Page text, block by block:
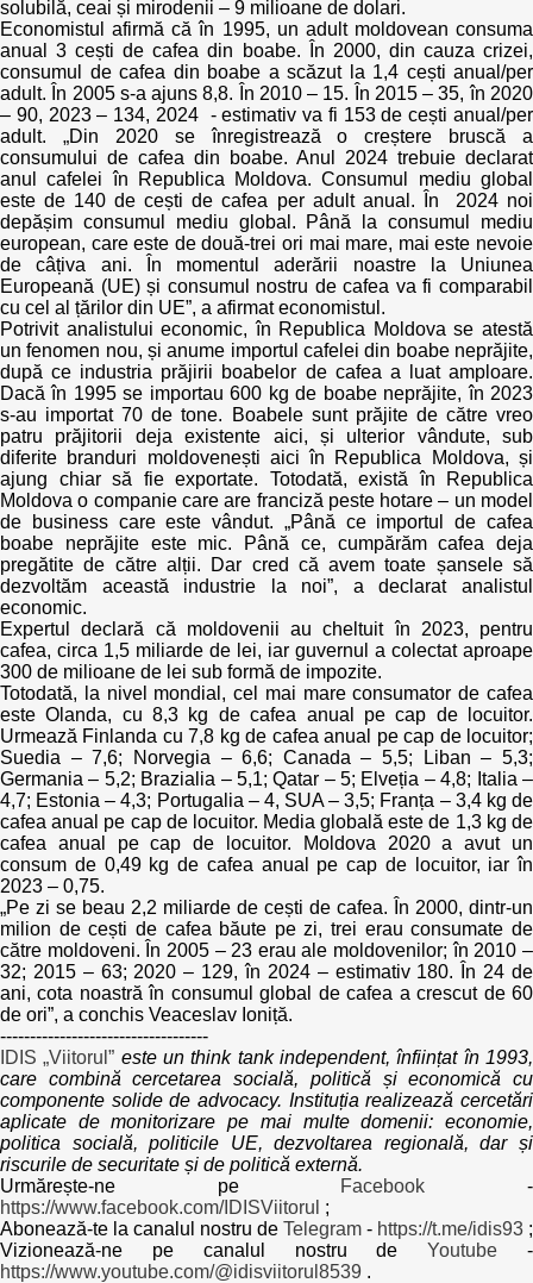
solubilă, ceai și mirodenii – 9 milioane de dolari.
Economistul afirmă că în 1995, un adult moldovean consuma
anual 3 cești de cafea din boabe. În 2000, din cauza crizei,
consumul de cafea din boabe a scăzut la 1,4 cești anual/per
adult. În 2005 s-a ajuns 8,8. În 2010 – 15. În 2015 – 35, în 2020
– 90, 2023 – 134, 2024 - estimativ va fi 153 de cești anual/per
adult. „Din 2020 se înregistrează o creștere bruscă a
consumului de cafea din boabe. Anul 2024 trebuie declarat
anul cafelei în Republica Moldova. Consumul mediu global
este de 140 de cești de cafea per adult anual. În 2024 noi
depășim consumul mediu global. Până la consumul mediu
european, care este de două-trei ori mai mare, mai este nevoie
de câțiva ani. În momentul aderării noastre la Uniunea
Europeană (UE) și consumul nostru de cafea va fi comparabil
cu cel al țărilor din UE”, a afirmat economistul.
Potrivit analistului economic, în Republica Moldova se atestă
un fenomen nou, și anume importul cafelei din boabe neprăjite,
după ce industria prăjirii boabelor de cafea a luat amploare.
Dacă în 1995 se importau 600 kg de boabe neprăjite, în 2023
s-au importat 70 de tone. Boabele sunt prăjite de către vreo
patru prăjitorii deja existente aici, și ulterior vândute, sub
diferite branduri moldovenești aici în Republica Moldova, și
ajung chiar să fie exportate. Totodată, există în Republica
Moldova o companie care are franciză peste hotare – un model
de business care este vândut. „Până ce importul de cafea
boabe neprăjite este mic. Până ce, cumpărăm cafea deja
pregătite de către alții. Dar cred că avem toate șansele să
dezvoltăm această industrie la noi”, a declarat analistul
economic.
Expertul declară că moldovenii au cheltuit în 2023, pentru
cafea, circa 1,5 miliarde de lei, iar guvernul a colectat aproape
300 de milioane de lei sub formă de impozite.
Totodată, la nivel mondial, cel mai mare consumator de cafea
este Olanda, cu 8,3 kg de cafea anual pe cap de locuitor.
Urmează Finlanda cu 7,8 kg de cafea anual pe cap de locuitor;
Suedia – 7,6; Norvegia – 6,6; Canada – 5,5; Liban – 5,3;
Germania – 5,2; Brazialia – 5,1; Qatar – 5; Elveția – 4,8; Italia –
4,7; Estonia – 4,3; Portugalia – 4, SUA – 3,5; Franța – 3,4 kg de
cafea anual pe cap de locuitor. Media globală este de 1,3 kg de
cafea anual pe cap de locuitor. Moldova 2020 a avut un
consum de 0,49 kg de cafea anual pe cap de locuitor, iar în
2023 – 0,75.
„Pe zi se beau 2,2 miliarde de cești de cafea. În 2000, dintr-un
milion de cești de cafea băute pe zi, trei erau consumate de
către moldoveni. În 2005 – 23 erau ale moldovenilor; în 2010 –
32; 2015 – 63; 2020 – 129, în 2024 – estimativ 180. În 24 de
ani, cota noastră în consumul global de cafea a crescut de 60
de ori”, a conchis Veaceslav Ioniță.
-----------------------------------
IDIS „Viitorul” este un think tank independent, înființat în 1993,
care combină cercetarea socială, politică și economică cu
componente solide de advocacy. Instituția realizează cercetări
aplicate de monitorizare pe mai multe domenii: economie,
politica socială, politicile UE, dezvoltarea regională, dar și
riscurile de securitate și de politică externă.
Urmărește-ne pe Facebook -
https://www.facebook.com/IDISViitorul ;
Abonează-te la canalul nostru de Telegram - https://t.me/idis93 ;
Vizionează-ne pe canalul nostru deYoutube -
https://www.youtube.com/@idisviitorul8539 .